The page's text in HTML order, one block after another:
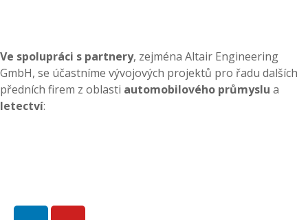
Ve spolupráci s partnery, zejména Altair Engineering
GmbH, se účastníme vývojových projektů pro řadu dalších
předních firem z oblasti automobilového průmyslu a
letectví: